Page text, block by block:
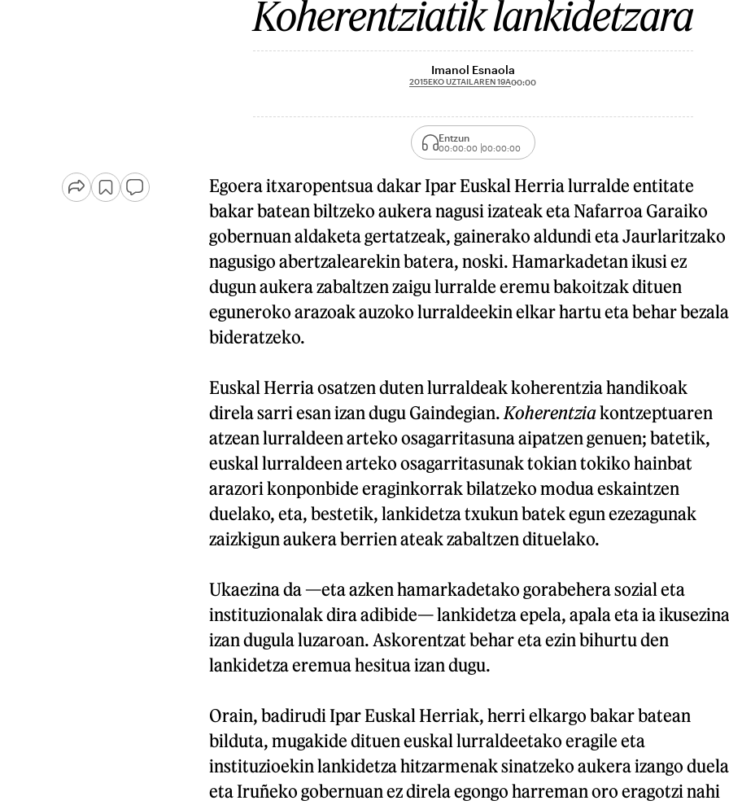
Koherentziatik lankidetzara
Imanol Esnaola
2015EKO UZTAILAREN 19A00:00
Entzun
00:00:00 00:00:00
Egoera itxaropentsua dakar Ipar Euskal Herria lurralde entitate
bakar batean biltzeko aukera nagusi izateak eta Nafarroa Garaiko
gobernuan aldaketa gertatzeak, gainerako aldundi eta Jaurlaritzako
nagusigo abertzalearekin batera, noski. Hamarkadetan ikusi ez
dugun aukera zabaltzen zaigu lurralde eremu bakoitzak dituen
eguneroko arazoak auzoko lurraldeekin elkar hartu eta behar bezala
bideratzeko.
Euskal Herria osatzen duten lurraldeak koherentzia handikoak
direla sarri esan izan dugu Gaindegian. Koherentziakontzeptuaren
atzean lurraldeen arteko osagarritasuna aipatzen genuen; batetik,
euskal lurraldeen arteko osagarritasunak tokian tokiko hainbat
arazori konponbide eraginkorrak bilatzeko modua eskaintzen
duelako, eta, bestetik, lankidetza txukun batek egun ezezagunak
zaizkigun aukera berrien ateak zabaltzen dituelako.
Ukaezina da —eta azken hamarkadetako gorabehera sozial eta
instituzionalak dira adibide— lankidetza epela, apala eta ia ikusezina
izan dugula luzaroan. Askorentzat behar eta ezin bihurtu den
lankidetza eremua hesitua izan dugu.
Orain, badirudi Ipar Euskal Herriak, herri elkargo bakar batean
bilduta, mugakide dituen euskal lurraldeetako eragile eta
instituzioekin lankidetza hitzarmenak sinatzeko aukera izango duela
eta Iruñeko gobernuan ez direla egongo harreman oro eragotzi nahi